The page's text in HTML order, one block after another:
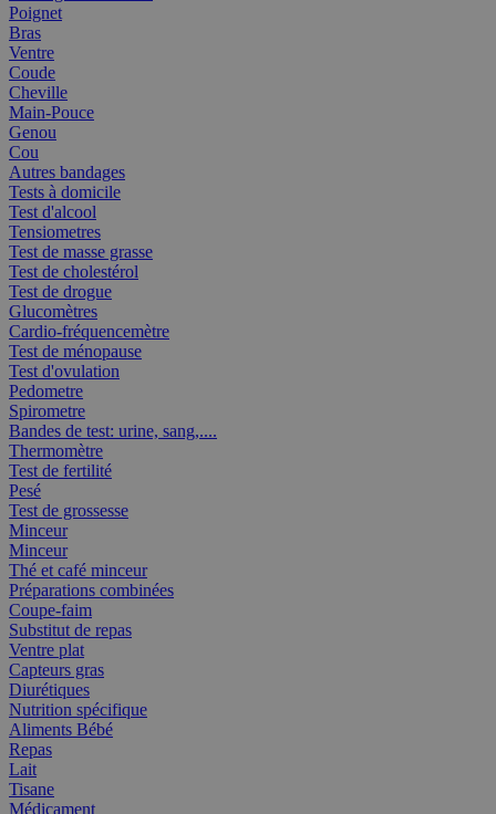
Poignet
Bras
Ventre
Coude
Cheville
Main-Pouce
Genou
Cou
Autres bandages
Tests à domicile
Test d'alcool
Tensiometres
Test de masse grasse
Test de cholestérol
Test de drogue
Glucomètres
Cardio-fréquencemètre
Test de ménopause
Test d'ovulation
Pedometre
Spirometre
Bandes de test: urine, sang,....
Thermomètre
Test de fertilité
Pesé
Test de grossesse
Minceur
Minceur
Thé et café minceur
Préparations combinées
Coupe-faim
Substitut de repas
Ventre plat
Capteurs gras
Diurétiques
Nutrition spécifique
Aliments Bébé
Repas
Lait
Tisane
Médicament